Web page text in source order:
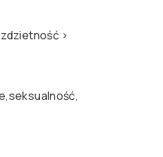
›